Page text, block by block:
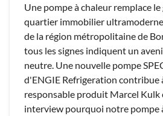
Une pompe à chaleur remplace le
quartier immobilier
de la région métropolitaine de
tous les signes indiquent un
neutre. Une nouvelle pompe
d'ENGIE Refrigeration contribue
responsable produit Marcel Kulk
interview pourquoi notre pompe